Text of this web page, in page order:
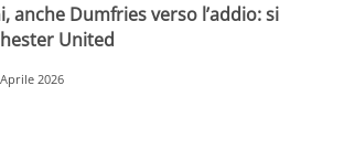
anche Dumfries verso l’addio: si
United
2026